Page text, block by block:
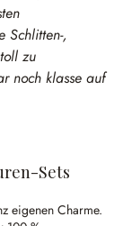
Schlitten-,
zu
noch klasse auf
Sets
eigenen Charme.